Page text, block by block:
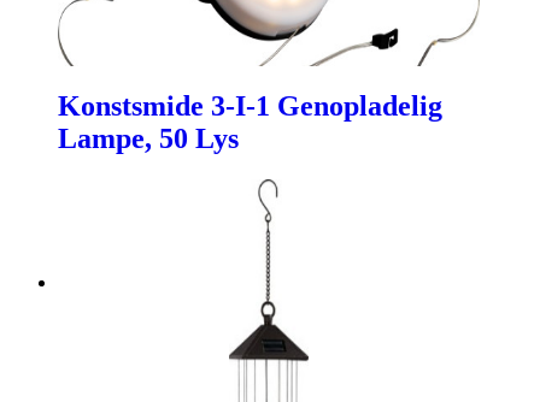
Konstsmide 3-I-1 Genopladelig
Lampe, 50 Lys